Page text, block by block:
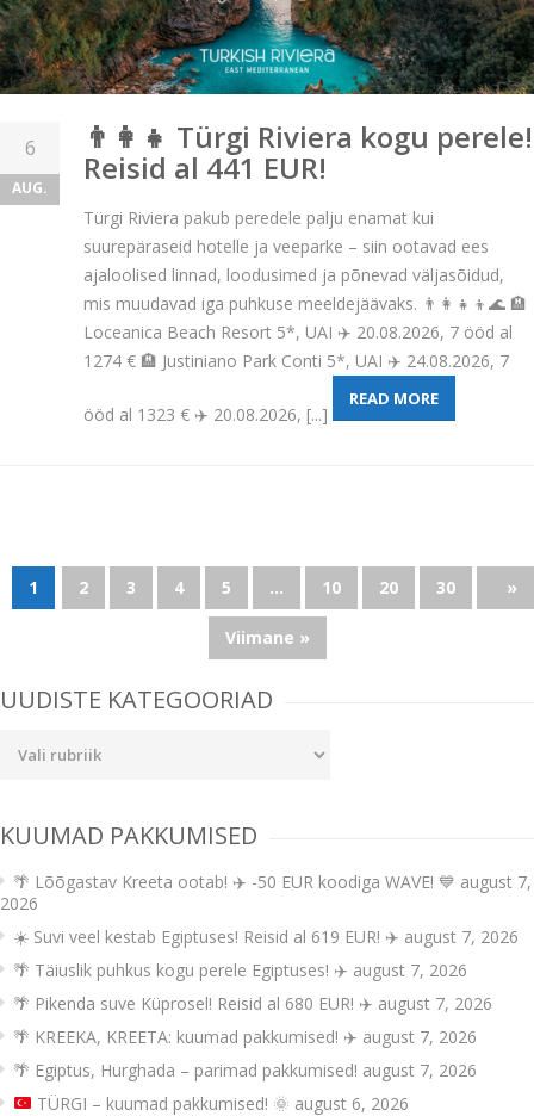
6
AUG.
👨‍👩‍👧 Türgi Riviera kogu perele!
Reisid al 441 EUR!
Türgi Riviera pakub peredele palju enamat kui
suurepäraseid hotelle ja veeparke – siin ootavad ees
ajaloolised linnad, loodusimed ja põnevad väljasõidud,
mis muudavad iga puhkuse meeldejäävaks. 👨‍👩‍👧‍👦🌊 🏨
Loceanica Beach Resort 5*, UAI ✈️ 20.08.2026, 7 ööd al
1274 € 🏨 Justiniano Park Conti 5*, UAI ✈️ 24.08.2026, 7
ööd al 1323 € ✈️ 20.08.2026, [...]
READ MORE
1 2 3 4 5 ... 10 20 30 »
Viimane »
UUDISTE KATEGOORIAD
KUUMAD PAKKUMISED
🌴 Lõõgastav Kreeta ootab! ✈️ -50 EUR koodiga WAVE! 💙 august 7,
2026
☀️ Suvi veel kestab Egiptuses! Reisid al 619 EUR! ✈️ august 7, 2026
🌴 Täiuslik puhkus kogu perele Egiptuses! ✈️ august 7, 2026
🌴 Pikenda suve Küprosel! Reisid al 680 EUR! ✈️ august 7, 2026
🌴 KREEKA, KREETA: kuumad pakkumised! ✈️ august 7, 2026
🌴 Egiptus, Hurghada – parimad pakkumised! august 7, 2026
TÜRGI – kuumad pakkumised! 🌞 august 6, 2026